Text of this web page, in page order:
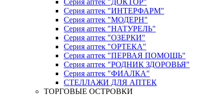
Серия аптек "ДОКТОР"
Серия аптек "ИНТЕРФАРМ"
Серия аптек "МОДЕРН"
Серия аптек "НАТУРЕЛЬ"
Серия аптек "ОЗЕРКИ"
Серия аптек "ОРТЕКА"
Серия аптек "ПЕРВАЯ ПОМОЩЬ"
Серия аптек "РОДНИК ЗДОРОВЬЯ"
Серия аптек "ФИАЛКА"
СТЕЛЛАЖИ ДЛЯ АПТЕК
ТОРГОВЫЕ ОСТРОВКИ